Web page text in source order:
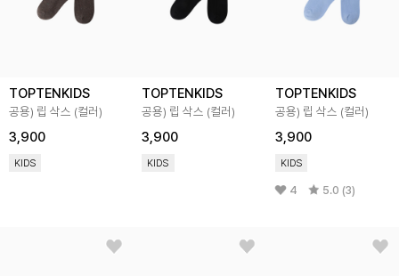
TOPTENKIDS
공용) 립 삭스 (컬러)
3,900
KIDS
TOPTENKIDS
공용) 립 삭스 (컬러)
3,900
KIDS
TOPTENKIDS
공용) 립 삭스 (컬러)
3,900
KIDS
4 5.0 (3)